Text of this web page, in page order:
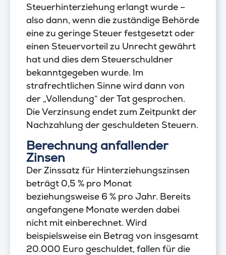
Steuerhinterziehung erlangt wurde –
also dann, wenn die zuständige Behörde
eine zu geringe Steuer festgesetzt oder
einen Steuervorteil zu Unrecht gewährt
hat und dies dem Steuerschuldner
bekanntgegeben wurde. Im
strafrechtlichen Sinne wird dann von
der „Vollendung“ der Tat gesprochen.
Die Verzinsung endet zum Zeitpunkt der
Nachzahlung der geschuldeten Steuern.
Berechnung anfallender
Zinsen
Der Zinssatz für Hinterziehungszinsen
beträgt 0,5 % pro Monat
beziehungsweise 6 % pro Jahr. Bereits
angefangene Monate werden dabei
nicht mit einberechnet. Wird
beispielsweise ein Betrag von insgesamt
20.000 Euro geschuldet, fallen für die